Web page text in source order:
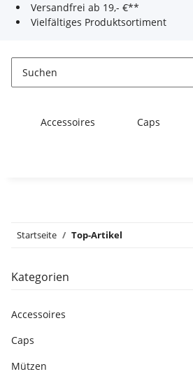
Versandfrei ab 19,- €**
Vielfältiges Produktsortiment
Accessoires Caps
Startseite Top-Artikel
Kategorien
Accessoires
Caps
Mützen